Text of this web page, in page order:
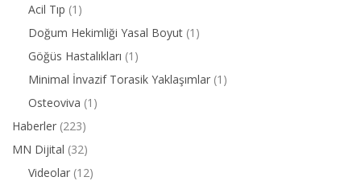
Acil Tıp (1)
Doğum Hekimliği Yasal Boyut (1)
Göğüs Hastalıkları (1)
Minimal İnvazif Torasik Yaklaşımlar (1)
Osteoviva (1)
Haberler (223)
MN Dijital (32)
Videolar (12)